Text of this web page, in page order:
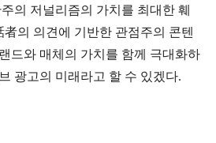
의 저널리즘의 가치를 최대한 훼
의 의견에 기반한 관점주의 콘텐
드와 매체의 가치를 함께 극대화하
광고의 미래라고 할 수 있겠다.